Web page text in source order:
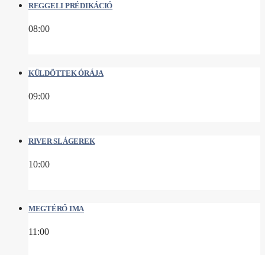
REGGELI PRÉDIKÁCIÓ
08:00
KÜLDÖTTEK ÓRÁJA
09:00
RIVER SLÁGEREK
10:00
MEGTÉRŐ IMA
11:00